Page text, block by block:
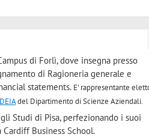
di Forlì, dove insegna presso
di Ragioneria generale e
statements. E' rappresentante
del Dipartimento di Scienze Aziendali.
Studi di Pisa, perfezionando i suoi
Business School.